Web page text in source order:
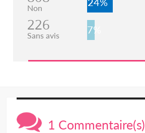
Non
226
Sans avis 7%
1 Commentaire(s)